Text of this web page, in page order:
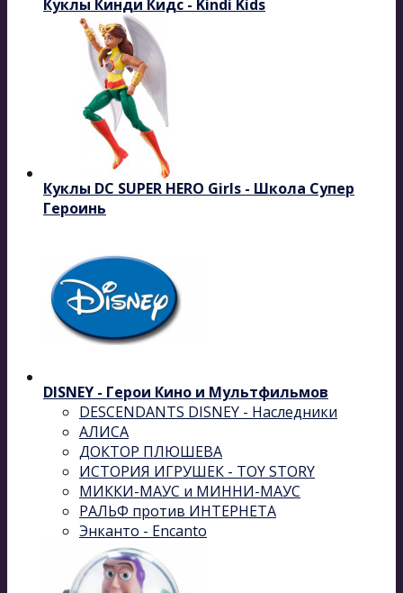
Куклы Кинди Кидс - Kindi Kids
Куклы DC SUPER HERO Girls - Школа Супер
Героинь
DISNEY - Герои Кино и Мультфильмов
DESCENDANTS DISNEY - Наследники
АЛИСА
ДОКТОР ПЛЮШЕВА
ИСТОРИЯ ИГРУШЕК - TOY STORY
МИККИ-МАУС и МИННИ-МАУС
РАЛЬФ против ИНТЕРНЕТА
Энканто - Encanto